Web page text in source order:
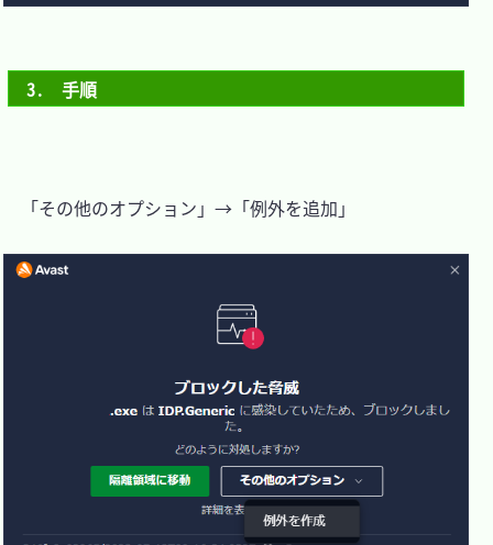
3.　手順
「その他のオプション」→「例外を追加」